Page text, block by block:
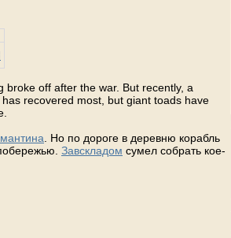
off after the war. But recently, a
recovered most, but giant toads have
. Но по дороге в деревню корабль
Завскладом сумел собрать кое-